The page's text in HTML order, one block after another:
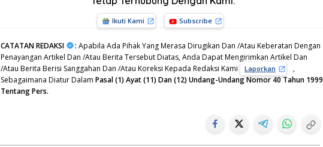
Ikuti Kami Subscribe
CATATAN REDAKSI : Apabila Ada Pihak Yang Merasa Dirugikan Dan /Atau Keberatan Dengan
Penayangan Artikel Dan /Atau Berita Tersebut Diatas, Anda Dapat Mengirimkan Artikel Dan
/Atau Berita Berisi Sanggahan Dan /Atau Koreksi Kepada Redaksi Kami
Laporkan
,
Sebagaimana Diatur Dalam Pasal (1) Ayat (11) Dan (12) Undang-Undang Nomor 40 Tahun 1999
Tentang Pers.